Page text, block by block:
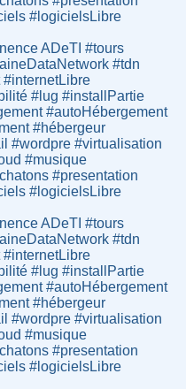
#logicielsLibre
ADeTI #tours
#tdn
#lug #installPartie
#autoHébergement
#hébergeur
#wordpre #virtualisation
#musique
#presentation
#logicielsLibre
ADeTI #tours
#tdn
#lug #installPartie
#autoHébergement
#hébergeur
#wordpre #virtualisation
#musique
#presentation
#logicielsLibre